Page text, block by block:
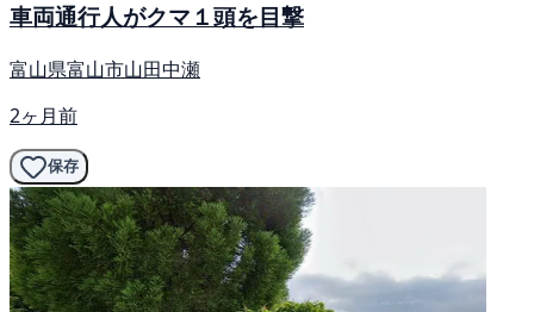
車両通行人がクマ１頭を目撃
富山県富山市山田中瀬
2ヶ月前
保存